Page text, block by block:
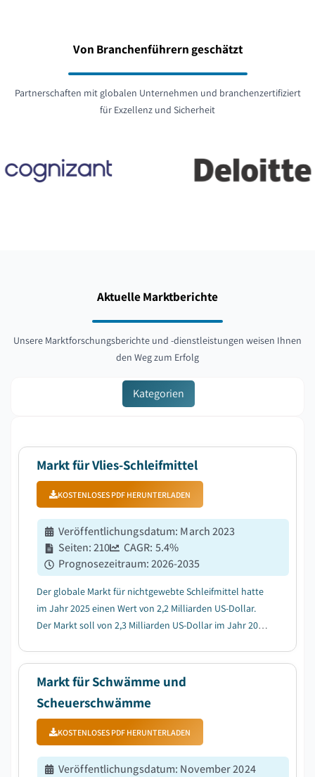
Von Branchenführern geschätzt
Partnerschaften mit globalen Unternehmen und branchenzertifiziert
für Exzellenz und Sicherheit
Aktuelle Marktberichte
Unsere Marktforschungsberichte und -dienstleistungen weisen Ihnen
den Weg zum Erfolg
Kategorien
Markt für Vlies-Schleifmittel
KOSTENLOSES PDF HERUNTERLADEN
Veröffentlichungsdatum: March 2023
Seiten:210 CAGR: 5.4%
Prognosezeitraum:2026-2035
Der globale Markt für nichtgewebte Schleifmittel hatte
im Jahr 2025 einen Wert von 2,2 Milliarden US-Dollar.
Der Markt soll von 2,3 Milliarden US-Dollar im Jahr 2026
(CAGR) von 5,4%....
Markt für Schwämme und
Scheuerschwämme
KOSTENLOSES PDF HERUNTERLADEN
Veröffentlichungsdatum: November 2024